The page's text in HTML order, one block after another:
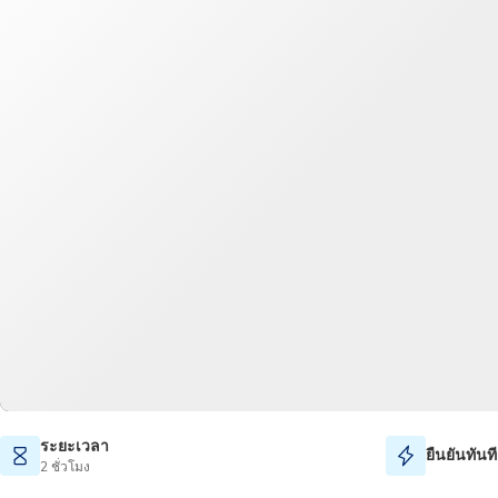
ระยะเวลา
2 ชั่วโมง
ยืนยันทันที